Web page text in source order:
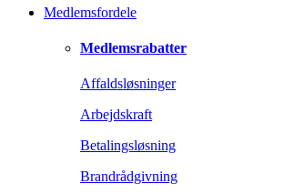
Medlemsfordele
Medlemsrabatter
Affaldsløsninger
Arbejdskraft
Betalingsløsning
Brandrådgivning